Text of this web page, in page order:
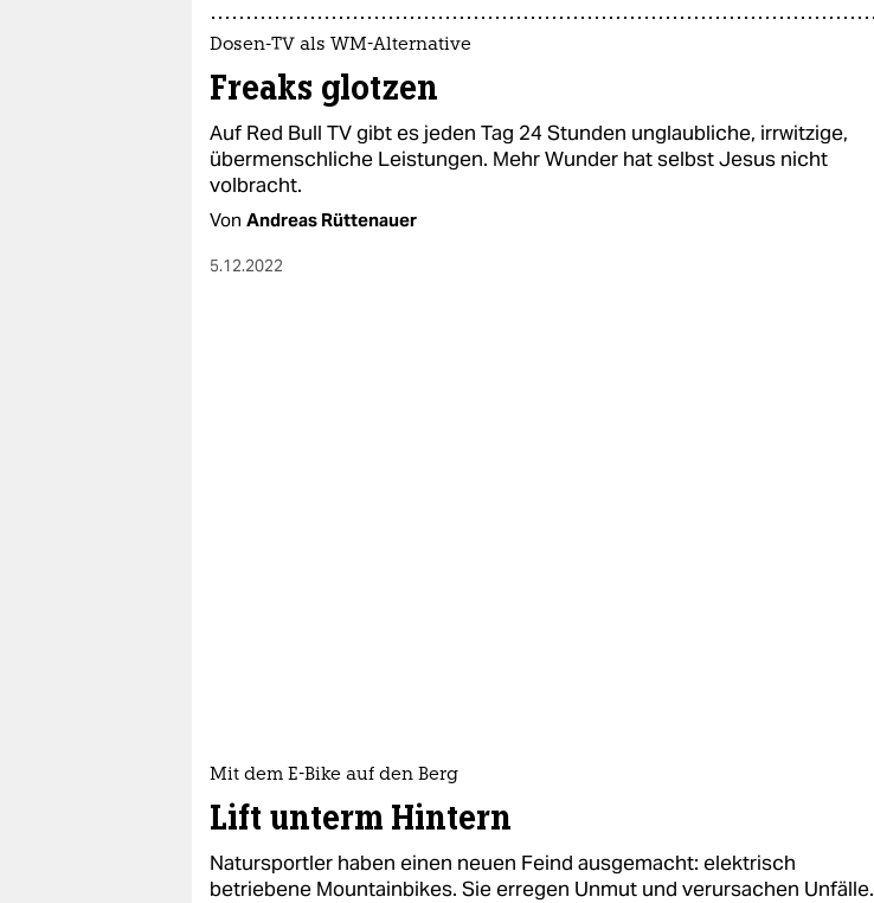
Dosen-TV als WM-Alternative
Freaks glotzen
Auf Red Bull TV gibt es jeden Tag 24 Stunden unglaubliche, irrwitzige,
übermenschliche Leistungen. Mehr Wunder hat selbst Jesus nicht
volbracht.
Von Andreas Rüttenauer
5.12.2022
Mit dem E-Bike auf den Berg
Lift unterm Hintern
Natursportler haben einen neuen Feind ausgemacht: elektrisch
betriebene Mountainbikes. Sie erregen Unmut und verursachen Unfälle.